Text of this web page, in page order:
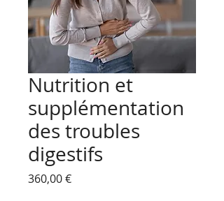
Nutrition et
supplémentation
des troubles
digestifs
360,00 €Prix